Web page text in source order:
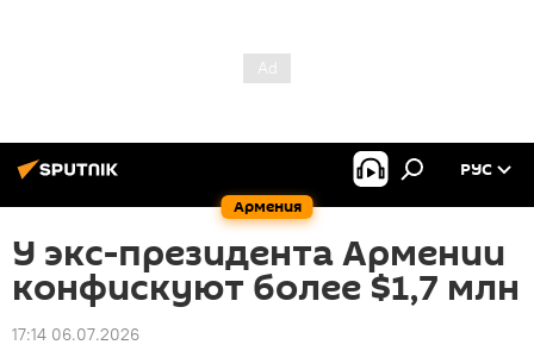
Армения
РУС
У экс-президента Армении
конфискуют более $1,7 млн
17:14 06.07.2026